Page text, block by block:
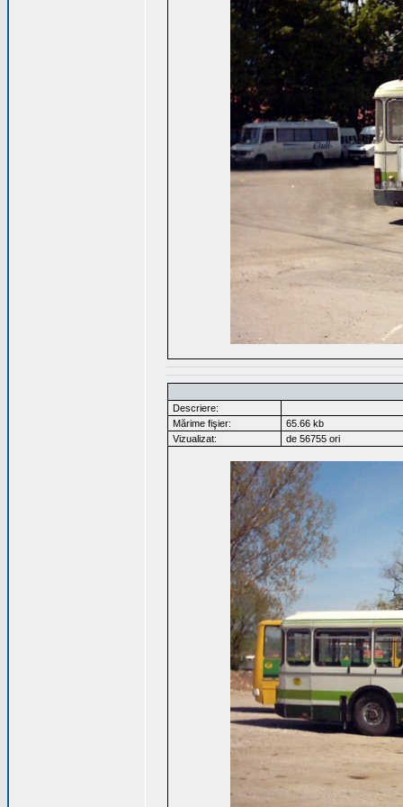
Descriere:
Mărime fişier:
65.66 kb
Vizualizat:
de 56755 ori